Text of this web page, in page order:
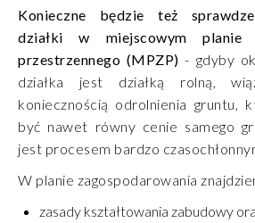
Konieczne będzie też
działki w miejscowym planie
przestrzennego (MPZP)- gdyby
działka jest działką rolną,
koniecznością odrolnienia gruntu,
być nawet równy cenie samego
jest procesem bardzo
W planie zagospodarowania
zasady kształtowania zabudowy